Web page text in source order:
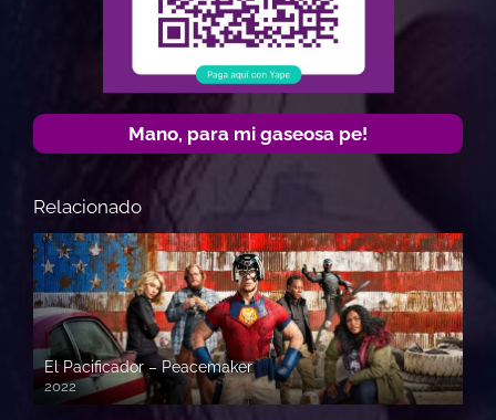
Mano, para mi gaseosa pe!
Relacionado
El Pacificador – Peacemaker
2022